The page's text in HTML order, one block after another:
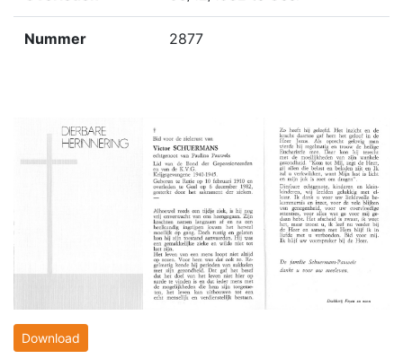
Nummer 2877
Download